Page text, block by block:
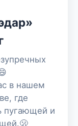
в нашем
где
пугающей и